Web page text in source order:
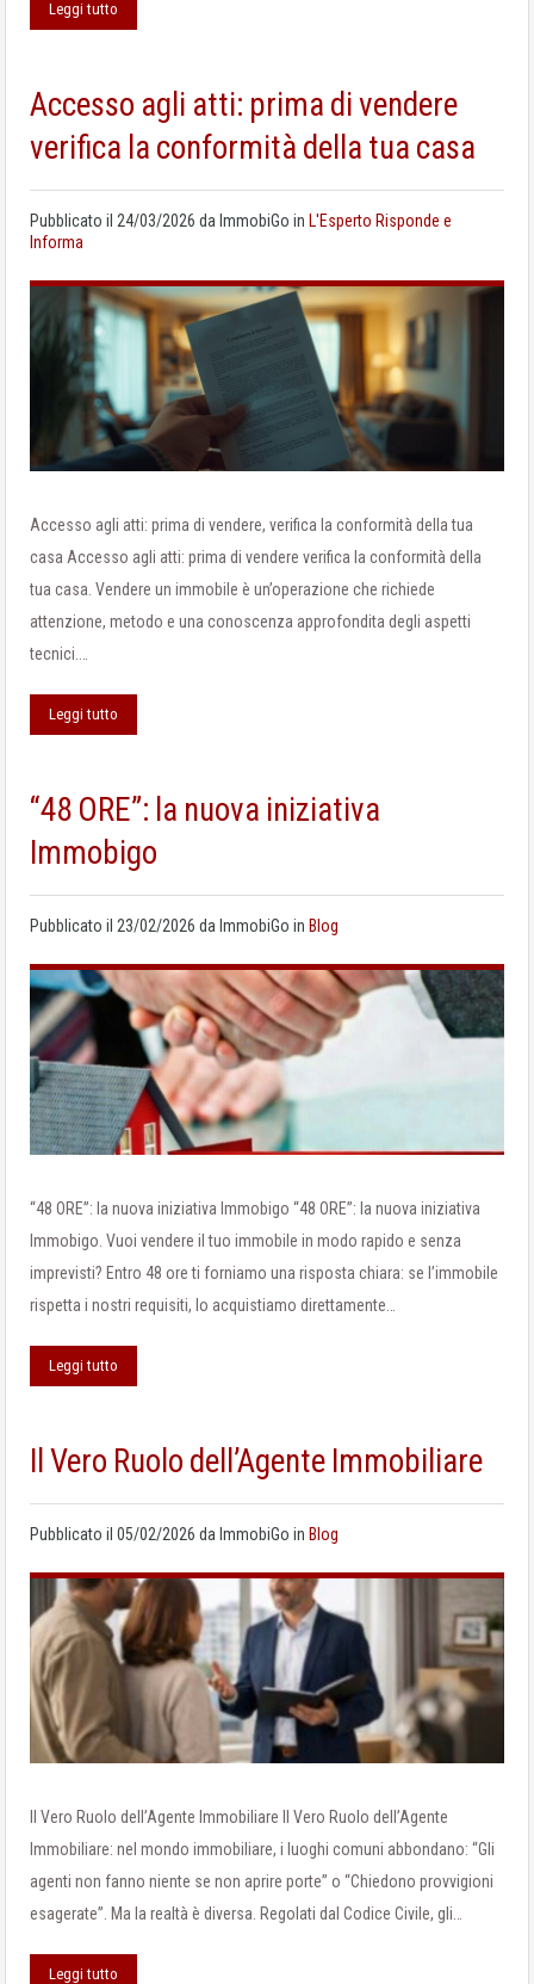
Leggi tutto
Accesso agli atti: prima di vendere
verifica la conformità della tua casa
Pubblicato il 24/03/2026 da ImmobiGo in L'Esperto Risponde e
Informa
Accesso agli atti: prima di vendere, verifica la conformità della tua
casa Accesso agli atti: prima di vendere verifica la conformità della
tua casa. Vendere un immobile è un’operazione che richiede
attenzione, metodo e una conoscenza approfondita degli aspetti
tecnici.…
Leggi tutto
“48 ORE”: la nuova iniziativa
Immobigo
Pubblicato il 23/02/2026 da ImmobiGo in Blog
“48 ORE”: la nuova iniziativa Immobigo “48 ORE”: la nuova iniziativa
Immobigo. Vuoi vendere il tuo immobile in modo rapido e senza
imprevisti? Entro 48 ore ti forniamo una risposta chiara: se l’immobile
rispetta i nostri requisiti, lo acquistiamo direttamente…
Leggi tutto
Il Vero Ruolo dell’Agente Immobiliare
Pubblicato il 05/02/2026 da ImmobiGo in Blog
Il Vero Ruolo dell’Agente Immobiliare Il Vero Ruolo dell’Agente
Immobiliare: nel mondo immobiliare, i luoghi comuni abbondano: “Gli
agenti non fanno niente se non aprire porte” o “Chiedono provvigioni
esagerate”. Ma la realtà è diversa. Regolati dal Codice Civile, gli…
Leggi tutto